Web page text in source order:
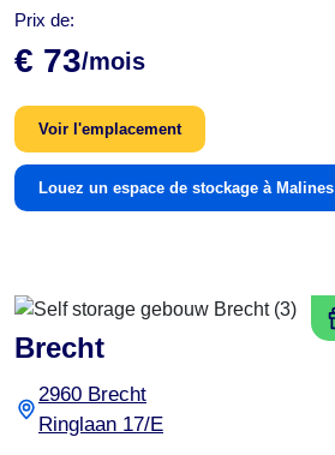
Prix de:
€ 73/mois
Voir l'emplacement
Louez un espace de stockage à Malines
Brecht
2960 Brecht
Ringlaan 17/E